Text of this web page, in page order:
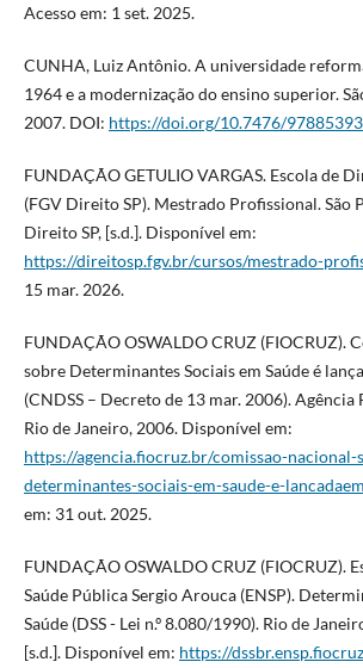
Acesso em: 1 set. 2025.
CUNHA, Luiz Antônio. A universidade
1964 e a modernização do ensino superior.
2007. DOI: https://doi.org/10.7476/
FUNDAÇÃO GETULIO VARGAS. Escola de
(FGV Direito SP). Mestrado Profissional. São
Direito SP, [s.d.]. Disponível em:
https://direitosp.fgv.br/cursos/mestrado-
15 mar. 2026.
FUNDAÇÃO OSWALDO CRUZ (FIOCRUZ).
sobre Determinantes Sociais em Saúde é
(CNDSS – Decreto de 13 mar. 2006).
Rio de Janeiro, 2006. Disponível em:
https://agencia.fiocruz.br/comissao-nacional-
determinantes-sociais-em-saude-e-
em: 31 out. 2025.
FUNDAÇÃO OSWALDO CRUZ (FIOCRUZ).
Saúde Pública Sergio Arouca (ENSP).
Saúde (DSS - Lei n.º 8.080/1990). Rio de
[s.d.]. Disponível em: https://